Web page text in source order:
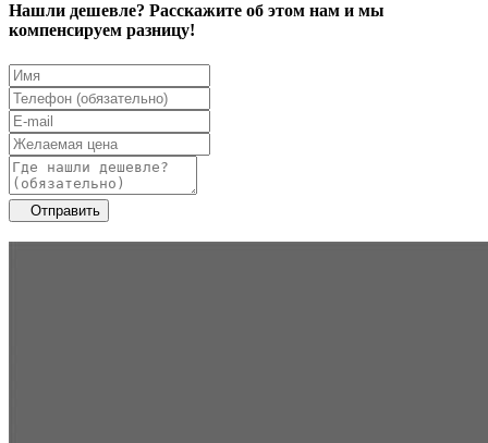
Нашли дешевле? Расскажите об этом нам и мы
компенсируем разницу!
Отправить